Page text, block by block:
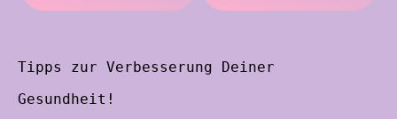
Tipps zur Verbesserung Deiner
Gesundheit!